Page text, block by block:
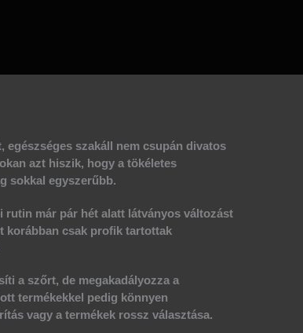
egészséges szakáll nem csupán divatos
azt hiszik, hogy a tökéletes
sokkal egyszerűbb.
rutin már pár hét alatt látványos változást
korábban csak profik tartottak
a szőrt, de megakadályozza a
termékekkel pedig könnyen
vagy a termékek rossz választása.